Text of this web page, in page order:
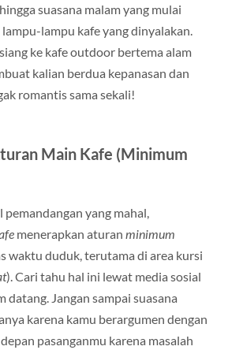
suasana malam yang mulai
lampu kafe yang dinyalakan.
ke kafe outdoor bertema alam
kalian berdua kepanasan dan
romantis sama sekali!
Main Kafe (Minimum
yang mahal,
menerapkan aturan minimum
waktu duduk, terutama di area kursi
). Cari tahu hal ini lewat media sosial
datang. Jangan sampai suasana
karena kamu berargumen dengan
pasanganmu karena masalah